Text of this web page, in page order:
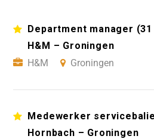
Department manager
H&M – Groningen
H&M
Groningen
Medewerker
Hornbach – Groningen